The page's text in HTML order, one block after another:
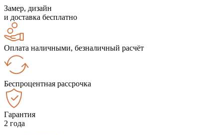
Замер, дизайн
и доставка бесплатно
Оплата наличными, безналичный расчёт
Беспроцентная рассрочка
Гарантия
2 года